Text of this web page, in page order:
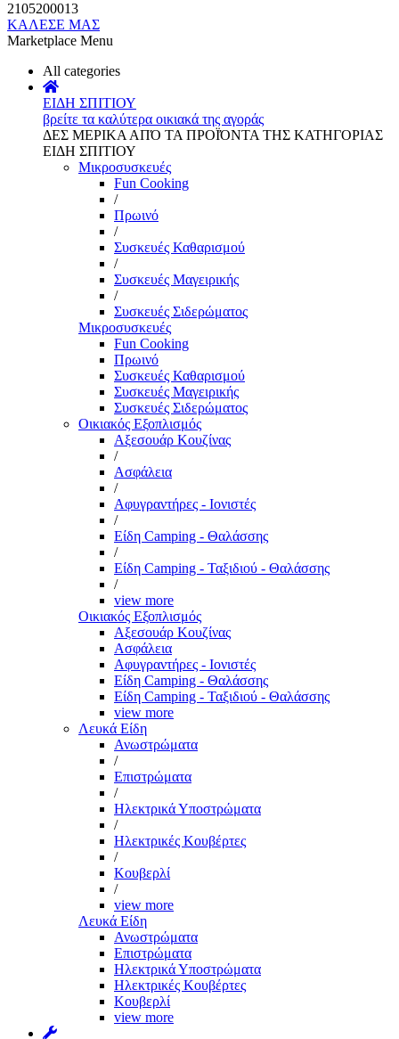
2105200013
ΚΑΛΕΣΕ ΜΑΣ
Marketplace Menu
All categories
ΕΙΔΗ ΣΠΙΤΙΟΥ
βρείτε τα καλύτερα οικιακά της αγοράς
ΔΕΣ ΜΕΡΙΚΑ ΑΠΌ ΤΑ ΠΡΟΪΌΝΤΑ ΤΗΣ ΚΑΤΗΓΟΡΙΑΣ
ΕΙΔΗ ΣΠΙΤΙΟΥ
Μικροσυσκευές
Fun Cooking
/
Πρωινό
/
Συσκευές Καθαρισμού
/
Συσκευές Μαγειρικής
/
Συσκευές Σιδερώματος
Μικροσυσκευές
Fun Cooking
Πρωινό
Συσκευές Καθαρισμού
Συσκευές Μαγειρικής
Συσκευές Σιδερώματος
Οικιακός Εξοπλισμός
Αξεσουάρ Κουζίνας
/
Ασφάλεια
/
Αφυγραντήρες - Ιονιστές
/
Είδη Camping - Θαλάσσης
/
Είδη Camping - Ταξιδιού - Θαλάσσης
/
view more
Οικιακός Εξοπλισμός
Αξεσουάρ Κουζίνας
Ασφάλεια
Αφυγραντήρες - Ιονιστές
Είδη Camping - Θαλάσσης
Είδη Camping - Ταξιδιού - Θαλάσσης
view more
Λευκά Είδη
Ανωστρώματα
/
Επιστρώματα
/
Ηλεκτρικά Υποστρώματα
/
Ηλεκτρικές Κουβέρτες
/
Κουβερλί
/
view more
Λευκά Είδη
Ανωστρώματα
Επιστρώματα
Ηλεκτρικά Υποστρώματα
Ηλεκτρικές Κουβέρτες
Κουβερλί
view more